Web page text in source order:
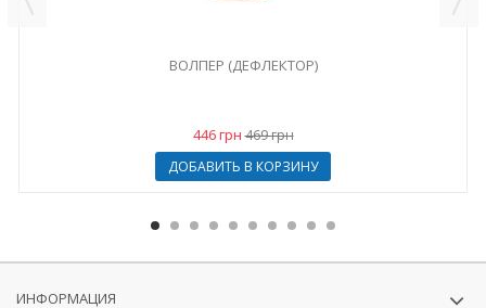
ВОЛПЕР (ДЕФЛЕКТОР)
446 грн469 грн
ДОБАВИТЬ В КОРЗИНУ
ИНФОРМАЦИЯ